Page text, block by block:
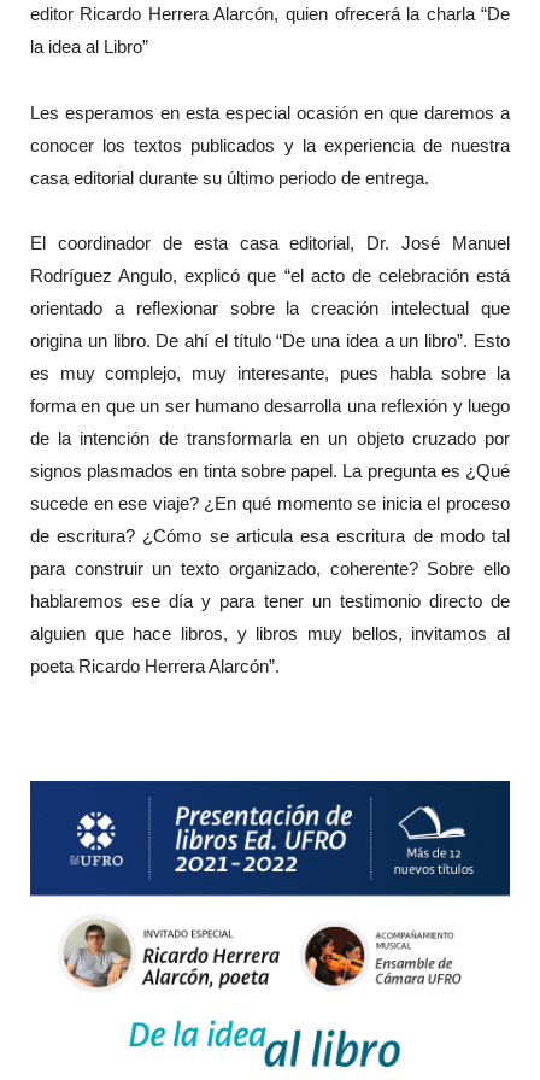
editor Ricardo Herrera Alarcón, quien ofrecerá la charla “De
la idea al Libro”
Les esperamos en esta especial ocasión en que daremos a
conocer los textos publicados y la experiencia de nuestra
casa editorial durante su último periodo de entrega.
El coordinador de esta casa editorial, Dr. José Manuel
Rodríguez Angulo, explicó que “el acto de celebración está
orientado a reflexionar sobre la creación intelectual que
origina un libro. De ahí el título “De una idea a un libro”. Esto
es muy complejo, muy interesante, pues habla sobre la
forma en que un ser humano desarrolla una reflexión y luego
de la intención de transformarla en un objeto cruzado por
signos plasmados en tinta sobre papel. La pregunta es ¿Qué
sucede en ese viaje? ¿En qué momento se inicia el proceso
de escritura? ¿Cómo se articula esa escritura de modo tal
para construir un texto organizado, coherente? Sobre ello
hablaremos ese día y para tener un testimonio directo de
alguien que hace libros, y libros muy bellos, invitamos al
poeta Ricardo Herrera Alarcón”.